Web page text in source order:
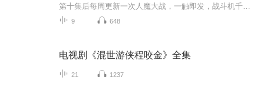
9 648
电视剧《混世游侠程咬金》全集
21 1237